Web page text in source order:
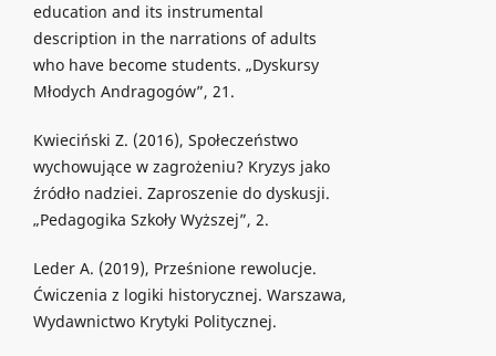
education and its instrumental
description in the narrations of adults
who have become students. „Dyskursy
Młodych Andragogów”, 21.
Kwieciński Z. (2016), Społeczeństwo
wychowujące w zagrożeniu? Kryzys jako
źródło nadziei. Zaproszenie do dyskusji.
„Pedagogika Szkoły Wyższej”, 2.
Leder A. (2019), Prześnione rewolucje.
Ćwiczenia z logiki historycznej. Warszawa,
Wydawnictwo Krytyki Politycznej.